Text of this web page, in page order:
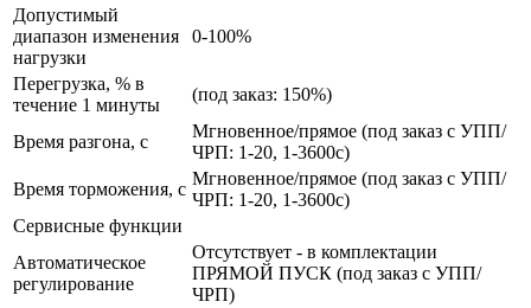
Допустимый
диапазон изменения
нагрузки
0-100%
Перегрузка, % в
течение 1 минуты
(под заказ: 150%)
Время разгона, с
Мгновенное/прямое (под заказ с УПП/
ЧРП: 1-20, 1-3600с)
Время торможения, с
Мгновенное/прямое (под заказ с УПП/
ЧРП: 1-20, 1-3600с)
Сервисные функции
Автоматическое
регулирование
Отсутствует - в комплектации
ПРЯМОЙ ПУСК (под заказ с УПП/
ЧРП)